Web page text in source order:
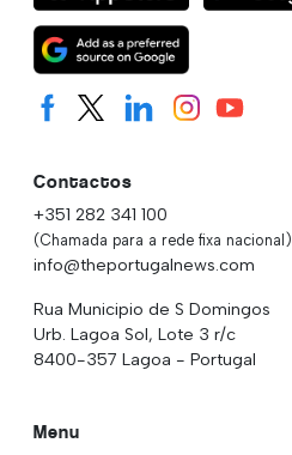
Contactos
+351 282 341 100
(Chamada para a rede fixa nacional)
info@theportugalnews.com
Rua Municipio de S Domingos
Urb. Lagoa Sol, Lote 3 r/c
8400-357 Lagoa - Portugal
Menu